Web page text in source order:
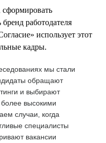
сформировать
работодателя
использует этот
кадры.
мы стали
обращают
и выбирают
высокими
случаи, когда
специалисты
вакансии